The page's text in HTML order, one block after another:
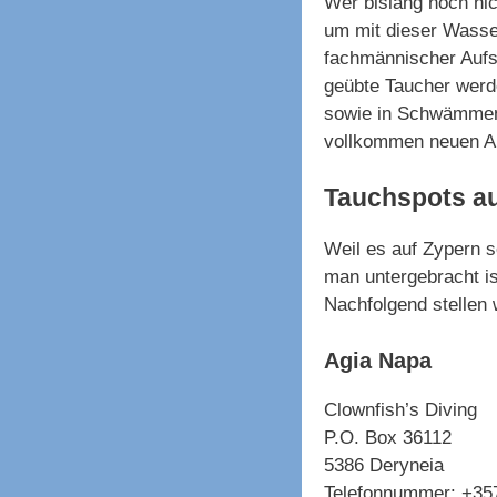
um mit dieser
fachmännischer
geübte Taucher
sowie in
vollkommen neuen
Tauchspots
Weil es auf Zypern
man untergebracht
Nachfolgend stellen
Agia Napa
Clownfish’s Diving
P.O. Box 36112
5386 Deryneia
Telefonnummer: